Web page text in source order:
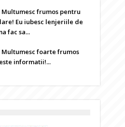
Multumesc frumos pentru
Eu iubesc lenjeriile de
fac sa...
Multumesc foarte frumos
informatii!...